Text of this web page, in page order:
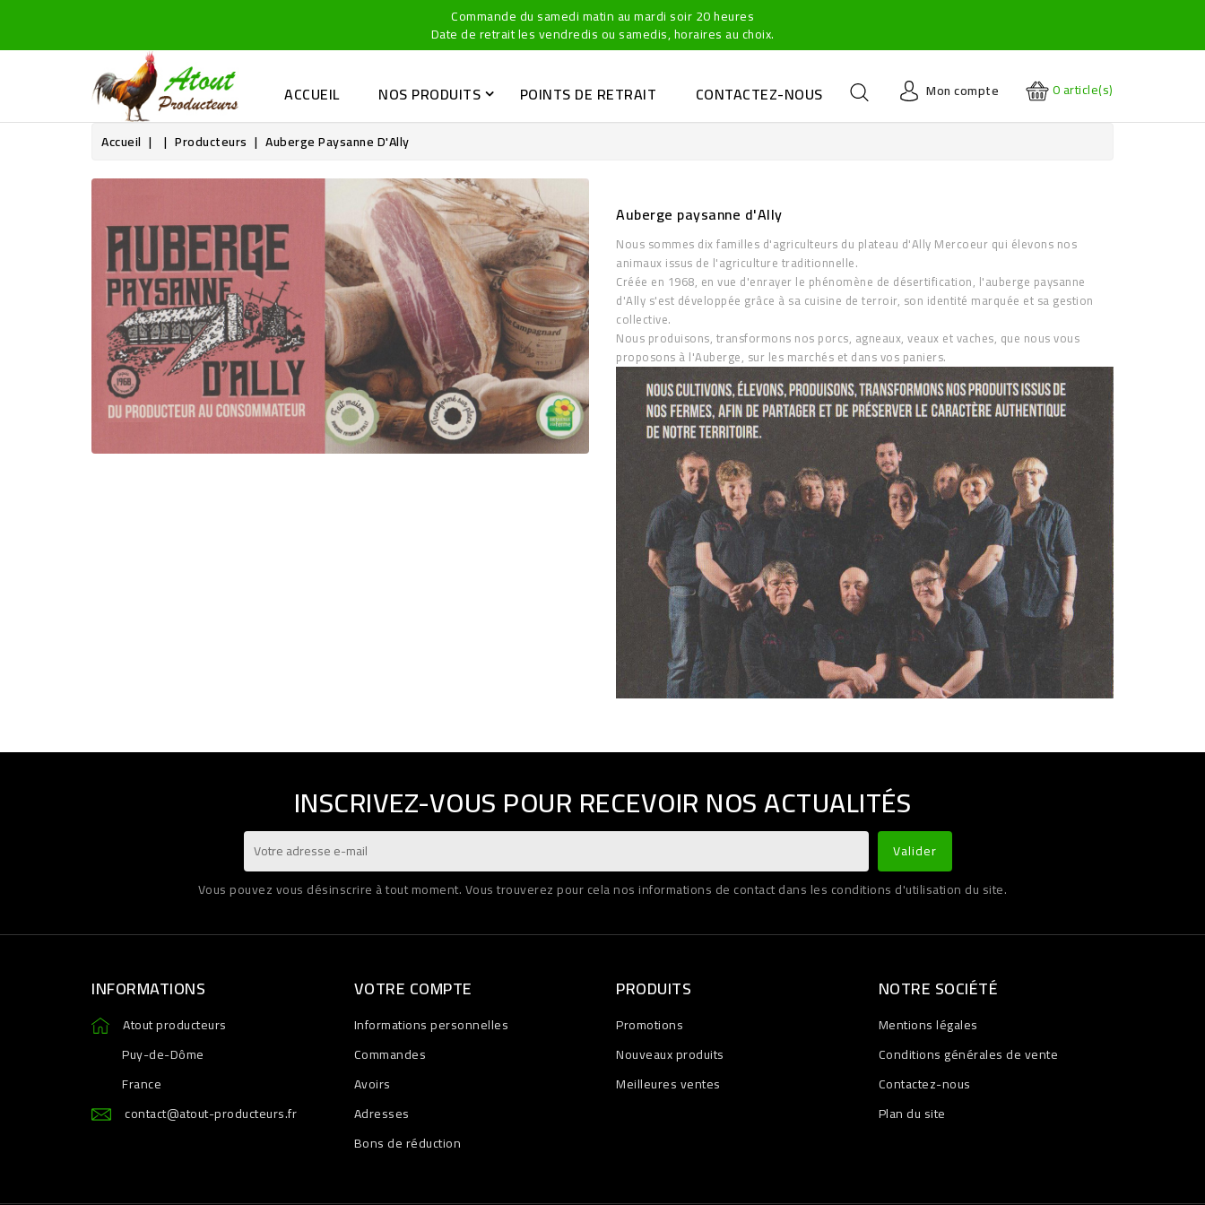
Commande du samedi matin au mardi soir 20 heures
Date de retrait les vendredis ou samedis, horaires au choix.
ACCUEIL NOS PRODUITS POINTS DE RETRAIT CONTACTEZ-NOUS Mon compte 0article(s)
Accueil Producteurs Auberge Paysanne D'Ally
Auberge paysanne d'Ally
Nous sommes dix familles d'agriculteurs du plateau d'Ally Mercoeur qui élevons nos
animaux issus de l'agriculture traditionnelle.
Créée en 1968, en vue d'enrayer le phénomène de désertification, l'auberge paysanne
d'Ally s'est développée grâce à sa cuisine de terroir, son identité marquée et sa gestion
collective.
Nous produisons, transformons nos porcs, agneaux, veaux et vaches, que nous vous
proposons à l'Auberge, sur les marchés et dans vos paniers.
INSCRIVEZ-VOUS POUR RECEVOIR NOS ACTUALITÉS
Vous pouvez vous désinscrire à tout moment. Vous trouverez pour cela nos informations de contact dans les conditions d'utilisation du site.
INFORMATIONS
Atout producteurs
Puy-de-Dôme
France
contact@atout-producteurs.fr
VOTRE COMPTE
Informations personnelles
Commandes
Avoirs
Adresses
Bons de réduction
PRODUITS
Promotions
Nouveaux produits
Meilleures ventes
NOTRE SOCIÉTÉ
Mentions légales
Conditions générales de vente
Contactez-nous
Plan du site